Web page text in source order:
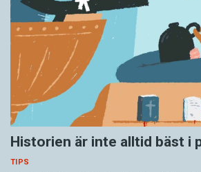
Historien är inte alltid bäst i
TIPS